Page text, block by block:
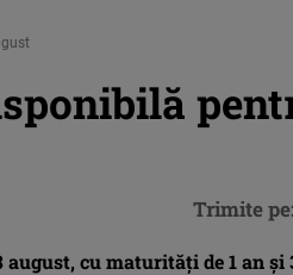
cu maturităţi de 1 an şi
Trimite pe: